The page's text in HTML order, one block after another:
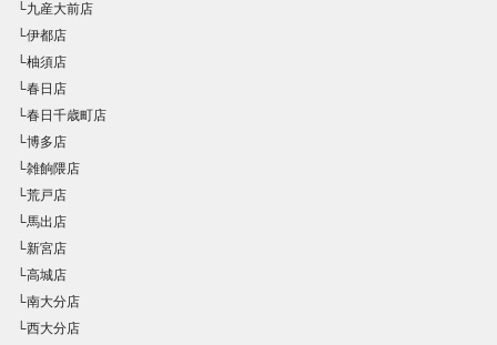
└九産大前店
└伊都店
└柚須店
└春日店
└春日千歳町店
└博多店
└雑餉隈店
└荒戸店
└馬出店
└新宮店
└高城店
└南大分店
└西大分店